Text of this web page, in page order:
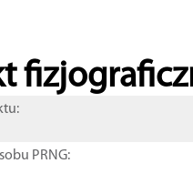
PRNG: